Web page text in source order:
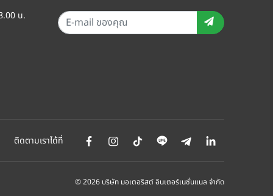
น.
ติดตามเราได้ที่
© 2026 บริษัท มอเตอริสต์ อินเตอร์เนชั่นแนล จำกัด